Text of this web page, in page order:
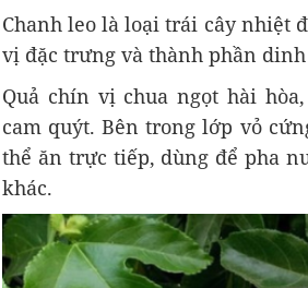
Chanh leo là loại trái cây nhiệt
vị đặc trưng và thành phần
Quả chín vị chua ngọt hài
cam quýt. Bên trong lớp vỏ
thể ăn trực tiếp, dùng để pha
khác.